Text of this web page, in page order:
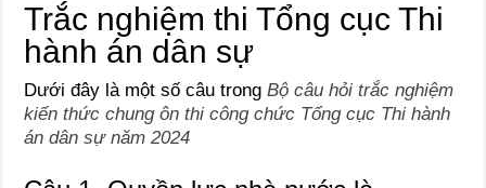
Trắc nghiệm thi Tổng cục Thi
hành án dân sự
Dưới đây là một số câu trongBộ câu hỏi trắc nghiệm
kiến thức chung ôn thi công chức Tổng cục Thi hành
án dân sự năm 2024